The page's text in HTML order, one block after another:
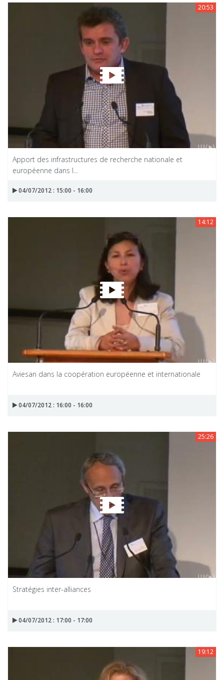
20:53
Apport des infrastructures de recherche nationale et
européenne dans l...
04/07/2012 : 15:00 - 16:00
14:12
Aviesan dans la coopération européenne et internationale
04/07/2012 : 16:00 - 16:00
25:26
Stratégies inter-alliances
04/07/2012 : 17:00 - 17:00
19:12